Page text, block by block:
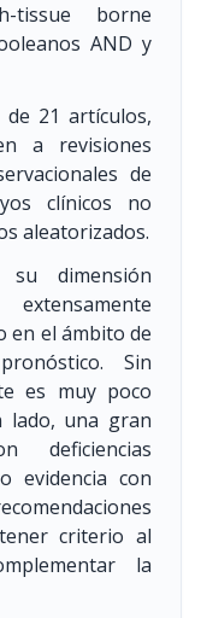
tissue borne
AND y
21 artículos,
a revisiones
de
clínicos no
aleatorizados.
su dimensión
en el ámbito de
Sin
es muy poco
lado, una gran
deficiencias
evidencia con
criterio al
la